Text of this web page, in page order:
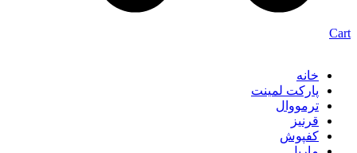
Cart
خانه
پارکت لمینت
ترمووال
قرنیز
کفپوش